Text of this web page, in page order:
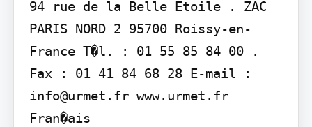
94 rue de la Belle Etoile . ZAC
PARIS NORD 2 95700 Roissy-en-
France T�l. : 01 55 85 84 00 .
Fax : 01 41 84 68 28 E-mail :
info@urmet.fr www.urmet.fr
Fran�ais